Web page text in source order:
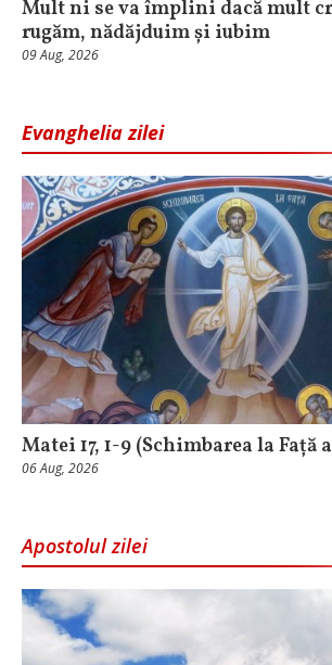
Mult ni se va împlini dacă mult
rugăm, nădăjduim și iubim
09 Aug, 2026
Evanghelia zilei
Matei 17, 1-9 (Schimbarea la Față
06 Aug, 2026
Apostolul zilei